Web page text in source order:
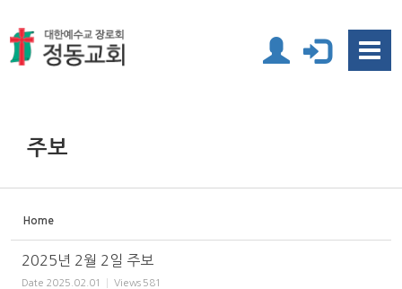
주보
Home
2025년 2월 2일 주보
Date 2025.02.01 Views 581